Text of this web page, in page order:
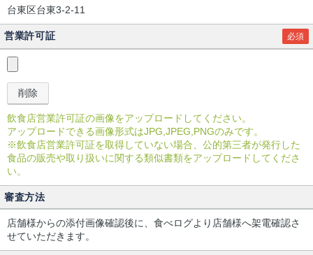
台東区台東3-2-11
営業許可証 必須
飲食店営業許可証の画像をアップロードしてください。
アップロードできる画像形式はJPG,JPEG,PNGのみです。
※飲食店営業許可証を取得していない場合、公的第三者が発行した
食品の販売や取り扱いに関する類似書類をアップロードしてくださ
い。
審査方法
店舗様からの添付画像確認後に、食べログより店舗様へ架電確認さ
せていただきます。